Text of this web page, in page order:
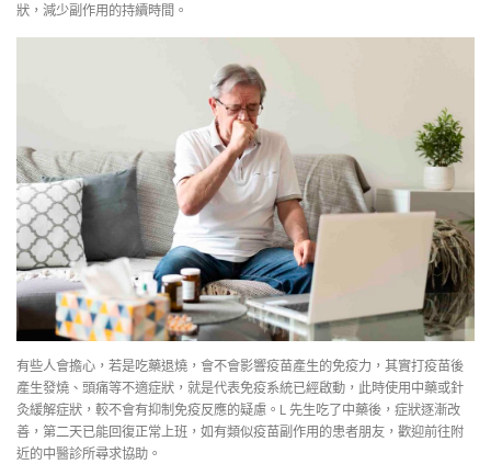
狀，減少副作用的持續時間。
有些人會擔心，若是吃藥退燒，會不會影響疫苗產生的免疫力，其實打疫苗後
產生發燒、頭痛等不適症狀，就是代表免疫系統已經啟動，此時使用中藥或針
灸緩解症狀，較不會有抑制免疫反應的疑慮。L 先生吃了中藥後，症狀逐漸改
善，第二天已能回復正常上班，如有類似疫苗副作用的患者朋友，歡迎前往附
近的中醫診所尋求協助。